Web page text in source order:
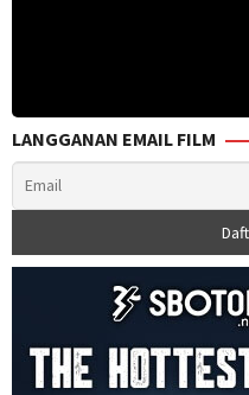
LANGGANAN EMAIL FILM